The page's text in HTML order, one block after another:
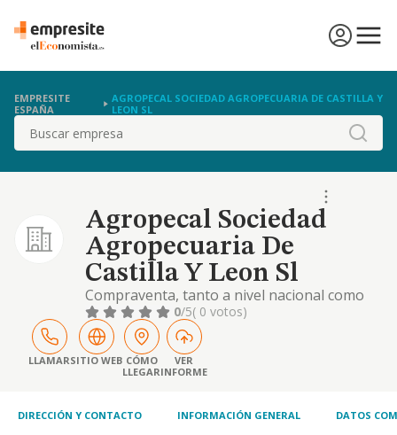
EMPRESITE
ESPAÑA
AGROPECAL SOCIEDAD AGROPECUARIA DE CASTILLA Y
LEON SL
Buscar
Agropecal Sociedad
Agropecuaria De
Castilla Y Leon Sl
Compraventa, tanto a nivel nacional como
internacional de materias primas para
alimentacion de ganado, maquinaria agricola
y ganadera, compra, venta y explotacion de
fincas agricolas y ganaderas y
asesoramiento agropecua
0/5( 0 votos)
LLAMARSITIO WEB CÓMO
LLEGAR
VER
INFORME
DIRECCIÓN Y CONTACTO INFORMACIÓN GENERAL DATOS